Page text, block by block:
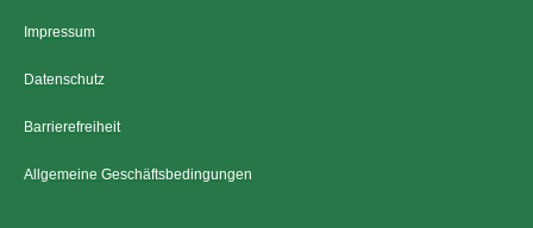
Impressum
Datenschutz
Barrierefreiheit
Allgemeine Geschäftsbedingungen